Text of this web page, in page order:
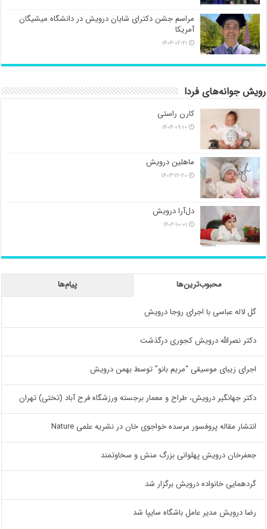
مراسم جشن دکترای شایان درویش در دانشگاه میشیگان
آمریکا
۱۴۰۴-۰۲-۲۱
رویش جوانه‌های فردا
کارن راستی
۱۴۰۴-۰۹-۱۰
ماهلین درویش
۱۴۰۳-۱۲-۲۰
دل‌آرا درویش
۱۴۰۲-۱۰-۰۱
محبوب‌ترین‌ها پیام‌ها
گل لاله عباسی با اجرای روجا درویش
دکتر نصرالله درویش کجوری درگذشت
اجرای زیبای موسیقی “مریم بانو” توسط بهمن درویش
دکتر جهانگیر درویش، طراح و معمار برجسته ورزشگاه فرح آباد (تختی) تهران
انتشار مقاله پروفسور مرسده خواجوی خان در نشریه علمی Nature
جعفرخان درویش پهلوانی بزرگ منش و سخاوتمند
گردهمایی خانواده درویش برگزار شد
رضا درویش مدیر عامل باشگاه سایپا شد